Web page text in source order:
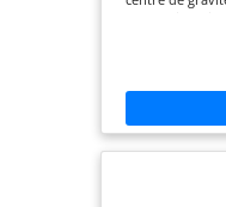
de travail
et au
facilité
intuitive et au
chargeurs sont
marques
poussière, 1